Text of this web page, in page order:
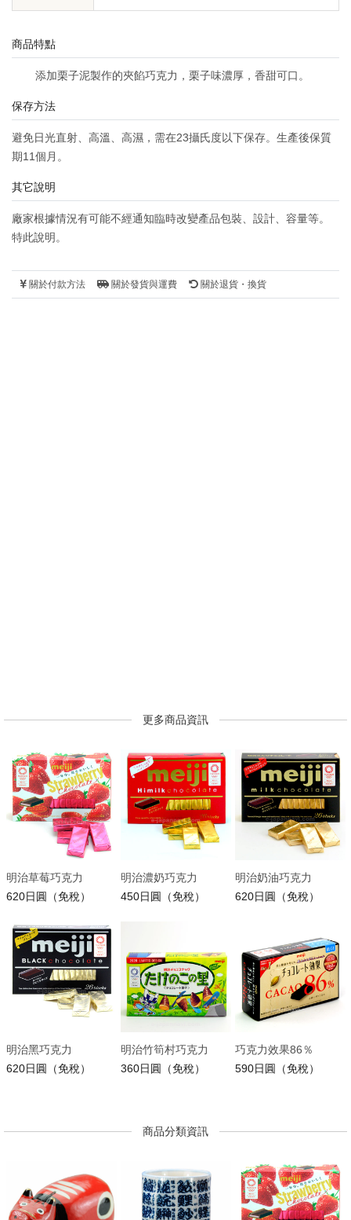
商品特點
添加栗子泥製作的夾餡巧克力，栗子味濃厚，香甜可口。
保存方法
避免日光直射、高溫、高濕，需在23攝氏度以下保存。生產後保質
期11個月。
其它說明
廠家根據情況有可能不經通知臨時改變產品包裝、設計、容量等。
特此說明。
關於付款方法 關於發貨與運費 關於退貨・換貨
更多商品資訊
明治草莓巧克力
620日圓（免稅）
明治濃奶巧克力
450日圓（免稅）
明治奶油巧克力
620日圓（免稅）
明治黑巧克力
620日圓（免稅）
明治竹筍村巧克力
360日圓（免稅）
巧克力效果86％
590日圓（免稅）
商品分類資訊